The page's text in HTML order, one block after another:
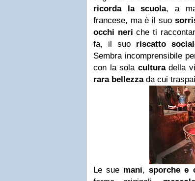
ricorda la scuola, a
francese, ma è il suo
occhi neri che ti
fa, il suo riscatto
Sembra incomprensibile
con la sola culturadella
rara bellezzada cui
Le sue mani,sporche e